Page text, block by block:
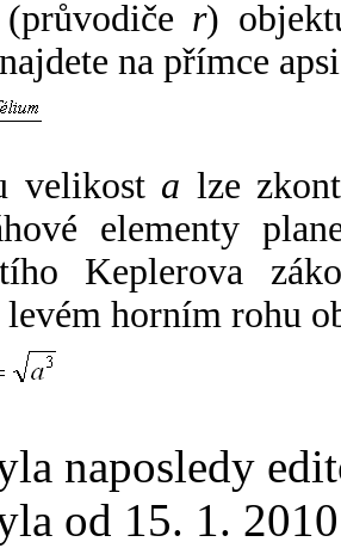
r)
na přímce
velikost a lze
elementy
Keplerova
levém horním rohu
naposledy
od 15. 1.